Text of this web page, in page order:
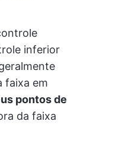
inferior
faixa em
pontos de
da faixa